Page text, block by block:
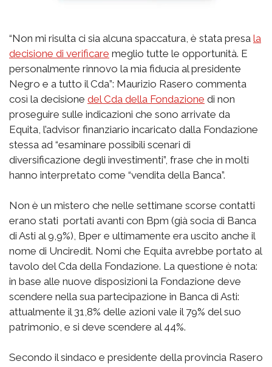
“Non mi risulta ci sia alcuna spaccatura, è stata presa la
decisione di verificare meglio tutte le opportunità. E
personalmente rinnovo la mia fiducia al presidente
Negro e a tutto il Cda”: Maurizio Rasero commenta
così la decisione del Cda della Fondazione di non
proseguire sulle indicazioni che sono arrivate da
Equita, l’advisor finanziario incaricato dalla Fondazione
stessa ad “esaminare possibili scenari di
diversificazione degli investimenti”, frase che in molti
hanno interpretato come “vendita della Banca”.
Non è un mistero che nelle settimane scorse contatti
erano stati portati avanti con Bpm (già socia di Banca
di Asti al 9,9%), Bper e ultimamente era uscito anche il
nome di Unciredit. Nomi che Equita avrebbe portato al
tavolo del Cda della Fondazione. La questione è nota:
in base alle nuove disposizioni la Fondazione deve
scendere nella sua partecipazione in Banca di Asti:
attualmente il 31,8% delle azioni vale il 79% del suo
patrimonio, e si deve scendere al 44%.
Secondo il sindaco e presidente della provincia Rasero